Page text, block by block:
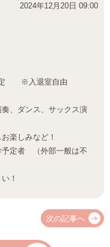
2024年12月20日 09:00
定 ※入退室自由
、ダンス、サックス演
楽しみなど！
予定者 （外部一般は不
！
次の記事へ